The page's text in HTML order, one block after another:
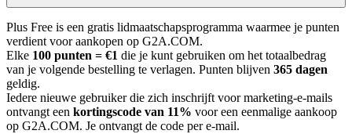
Plus Free is een gratis lidmaatschapsprogramma waarmee je punten
verdient voor aankopen op G2A.COM.
Elke 100 punten = €1 die je kunt gebruiken om het totaalbedrag
van je volgende bestelling te verlagen. Punten blijven 365 dagen
geldig.
Iedere nieuwe gebruiker die zich inschrijft voor marketing-e-mails
ontvangt een kortingscode van 11% voor een eenmalige aankoop
op G2A.COM. Je ontvangt de code per e-mail.